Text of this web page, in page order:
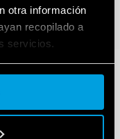
otra información
recopilado a
servicios.